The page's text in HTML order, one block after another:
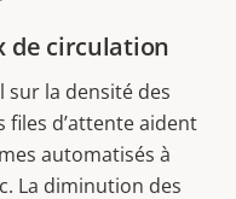
de circulation
sur la densité des
files d’attente aident
automatisés à
La diminution des